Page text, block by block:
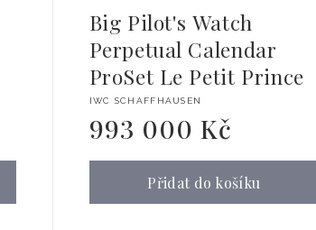
Big Pilot's Watch
Perpetual Calendar
ProSet Le Petit Prince
Dodavatel:
IWC SCHAFFHAUSEN
Běžná
cena
993 000 Kč
Přidat do košíku